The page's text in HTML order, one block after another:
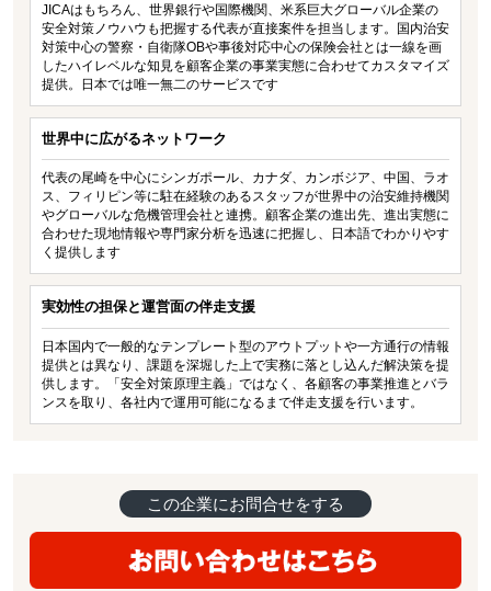
JICAはもちろん、世界銀行や国際機関、米系巨大グローバル企業の
安全対策ノウハウも把握する代表が直接案件を担当します。国内治安
対策中心の警察・自衛隊OBや事後対応中心の保険会社とは一線を画
したハイレベルな知見を顧客企業の事業実態に合わせてカスタマイズ
提供。日本では唯一無二のサービスです
世界中に広がるネットワーク
代表の尾崎を中心にシンガポール、カナダ、カンボジア、中国、ラオ
ス、フィリピン等に駐在経験のあるスタッフが世界中の治安維持機関
やグローバルな危機管理会社と連携。顧客企業の進出先、進出実態に
合わせた現地情報や専門家分析を迅速に把握し、日本語でわかりやす
く提供します
実効性の担保と運営面の伴走支援
日本国内で一般的なテンプレート型のアウトプットや一方通行の情報
提供とは異なり、課題を深堀した上で実務に落とし込んだ解決策を提
供します。「安全対策原理主義」ではなく、各顧客の事業推進とバラ
ンスを取り、各社内で運用可能になるまで伴走支援を行います。
この企業にお問合せをする